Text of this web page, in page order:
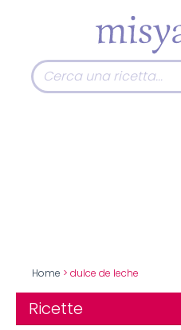
Home > dulce de leche
Ricette